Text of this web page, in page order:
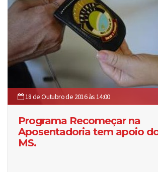
18 de Outubro de 2016 às 14:00
Programa Recomeçar na
Aposentadoria tem apoio
MS.